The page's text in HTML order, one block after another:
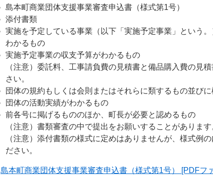
島本町商業団体支援事業審査申込書（様式第1号）
添付書類
実施を予定している事業（以下「実施予定事業」という
わかるもの
実施予定事業の収支予算がわかるもの
（注意）委託料、工事請負費の見積書と備品購入費の見
さい。
団体の規約もしくは会則またはそれらに類するもの並び
団体の活動実績がわかるもの
前各号に掲げるもののほか、町長が必要と認めるもの
（注意）書類審査の中で提出をお願いすることがあります
（注意）添付書類の様式に定めはありませんが、様式例
ださい。
島本町商業団体支援事業審査申込書（様式第1号） [PDFフ